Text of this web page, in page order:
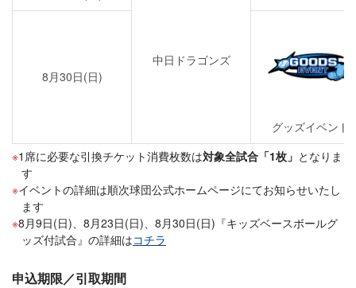
中日ドラゴンズ
8月30日(日)
グッズイベント
1席に必要な引換チケット消費枚数は対象全試合「1枚」 となりま
す
イベントの詳細は順次球団公式ホームページにてお知らせいたし
ます
8月9日(日)、8月23日(日)、8月30日(日)『キッズベースボールグ
ッズ付試合』の詳細はコチラ
申込期限／引取期間